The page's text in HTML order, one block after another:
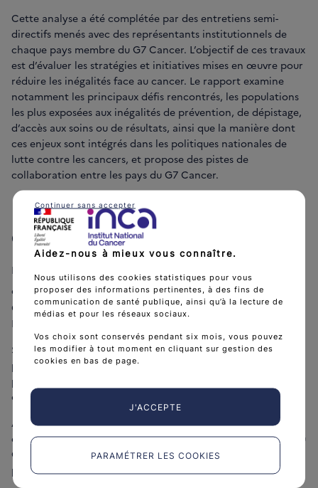
Cette analyse a été complétée par des entretiens semi-
directifs menés avec des représentants institutionnels de
chaque pays membre du G7 Cancer. L’objectif de ces travaux
est d’évaluer les stratégies et initiatives mises en œuvre pour
réduire les inégalités face au cancer. Le rapport examine
notamment les principaux défis rencontrés, les populations
les plus exposées aux inégalités de prévention, de dépistage,
d’accès aux soins ou de résultats, ainsi que la manière dont
ces enjeux sont intégrés dans les politiques nationales de
lutte contre les cancers, et propose des pistes de
collaboration entre les pays du G7 Cancer.
Groupe "Prévention des cancers"
Enfin, le dernier groupe, dédié à
dirigé par Cancer Research UK au Royaume-Uni, le German
Cancer Research Center (Allemagne) et le National Cancer
Institute (États-Unis).
Son objectif est de réunir des experts de différents champs
pour partager la connaissance et les approches qui ont
permis de faire évoluer favorablement la prévention des
cancers.
Ainsi, deux webinaires internationaux ont été organisés afin
de favoriser les échanges entre experts des pays membres du
G7 Cancer sur les stratégies de prévention et de détection
précoce des cancers.
Aidez-nous à mieux vous connaître.
Nous utilisons des cookies statistiques pour vous
proposer des informations pertinentes, à des fins de
communication de santé publique, ainsi qu’à la lecture de
médias et pour les réseaux sociaux.
Vos choix sont conservés pendant six mois, vous pouvez
les modifier à tout moment en cliquant sur gestion des
cookies en bas de page.
J'ACCEPTE
PARAMÉTRER LES COOKIES
Continuer sans accepter